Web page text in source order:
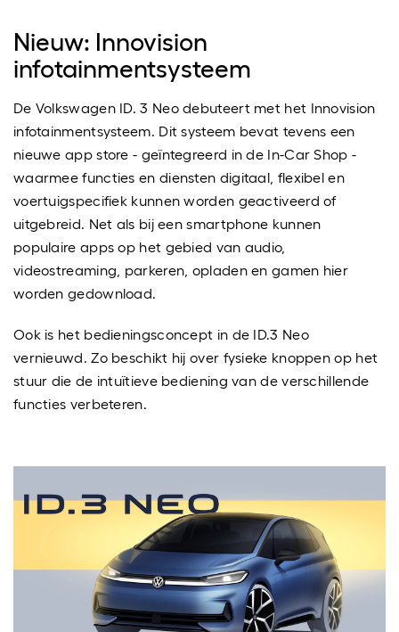
Nieuw: Innovision
infotainmentsysteem
De Volkswagen ID. 3 Neo debuteert met het Innovision
infotainmentsysteem. Dit systeem bevat tevens een
nieuwe app store - geïntegreerd in de In-Car Shop -
waarmee functies en diensten digitaal, flexibel en
voertuigspecifiek kunnen worden geactiveerd of
uitgebreid. Net als bij een smartphone kunnen
populaire apps op het gebied van audio,
videostreaming, parkeren, opladen en gamen hier
worden gedownload.
Ook is het bedieningsconcept in de ID.3 Neo
vernieuwd. Zo beschikt hij over fysieke knoppen op het
stuur die de intuïtieve bediening van de verschillende
functies verbeteren.